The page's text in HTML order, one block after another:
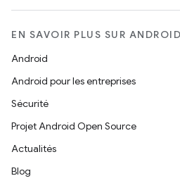
EN SAVOIR PLUS SUR ANDROID
Android
Android pour les entreprises
Sécurité
Projet Android Open Source
Actualités
Blog